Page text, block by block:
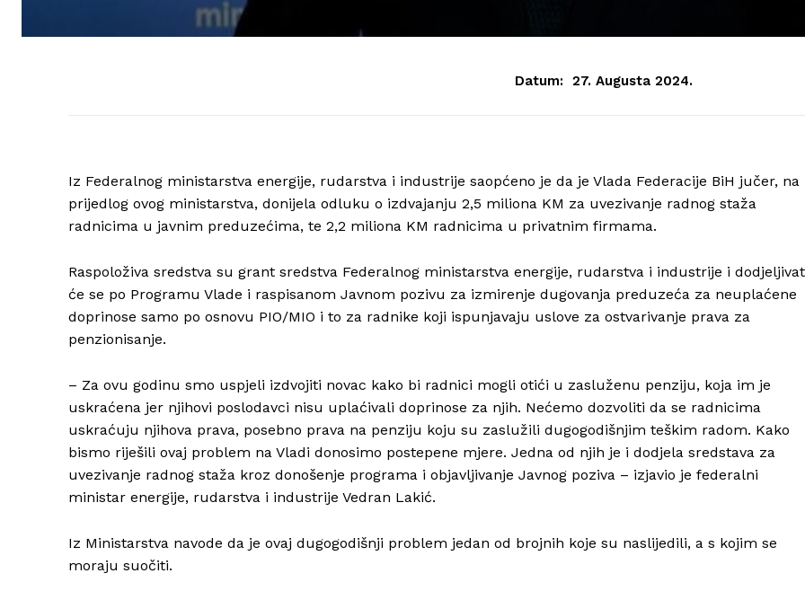
Info
Datum: 27. Augusta 2024.
Iz Federalnog ministarstva energije, rudarstva i industrije saopćeno je da je Vlada Federacije BiH jučer, na
prijedlog ovog ministarstva, donijela odluku o izdvajanju 2,5 miliona KM za uvezivanje radnog staža
radnicima u javnim preduzećima, te 2,2 miliona KM radnicima u privatnim firmama.
Raspoloživa sredstva su grant sredstva Federalnog ministarstva energije, rudarstva i industrije i
će se po Programu Vlade i raspisanom Javnom pozivu za izmirenje dugovanja preduzeća za neuplaćene
doprinose samo po osnovu PIO/MIO i to za radnike koji ispunjavaju uslove za ostvarivanje prava za
penzionisanje.
– Za ovu godinu smo uspjeli izdvojiti novac kako bi radnici mogli otići u zasluženu penziju, koja im je
uskraćena jer njihovi poslodavci nisu uplaćivali doprinose za njih. Nećemo dozvoliti da se radnicima
uskraćuju njihova prava, posebno prava na penziju koju su zaslužili dugogodišnjim teškim radom. Kako
bismo riješili ovaj problem na Vladi donosimo postepene mjere. Jedna od njih je i dodjela sredstava za
uvezivanje radnog staža kroz donošenje programa i objavljivanje Javnog poziva – izjavio je federalni
ministar energije, rudarstva i industrije Vedran Lakić.
Iz Ministarstva navode da je ovaj dugogodišnji problem jedan od brojnih koje su naslijedili, a s kojim se
moraju suočiti.